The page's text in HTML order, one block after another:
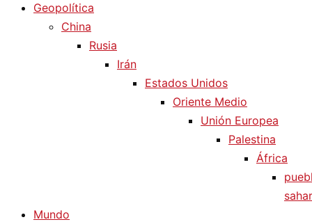
Geopolítica
China
Rusia
Irán
Estados Unidos
Oriente Medio
Unión Europea
Palestina
África
Mundo